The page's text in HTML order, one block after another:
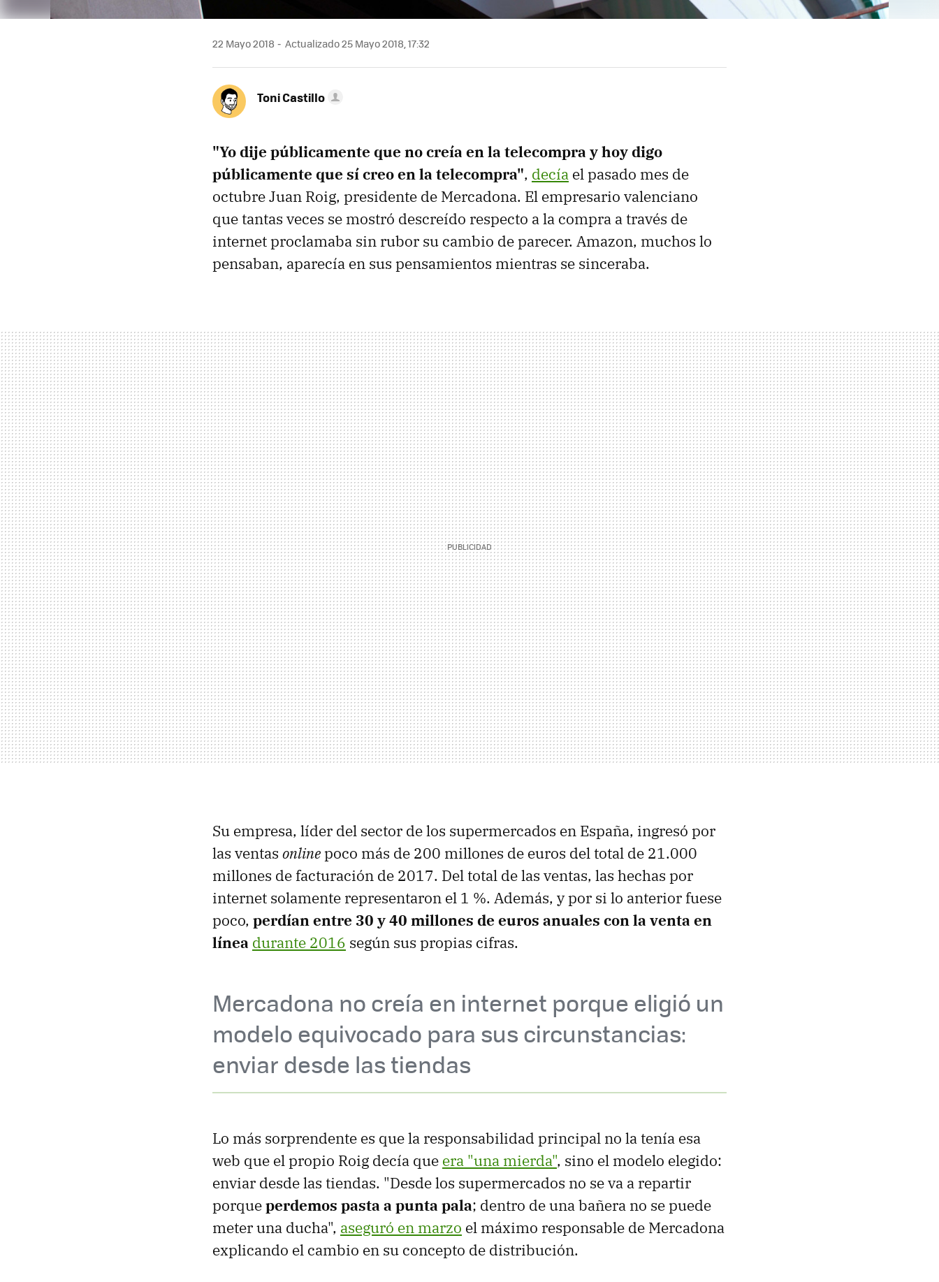
22 Mayo 2018 Actualizado 25 Mayo 2018, 17:32
Toni Castillo
"Yo dije públicamente que no creía en la telecompra y hoy digo
públicamente que sí creo en la telecompra", decía el pasado mes de
octubre Juan Roig, presidente de Mercadona. El empresario valenciano
que tantas veces se mostró descreído respecto a la compra a través de
internet proclamaba sin rubor su cambio de parecer. Amazon, muchos lo
pensaban, aparecía en sus pensamientos mientras se sinceraba.
Su empresa, líder del sector de los supermercados en España, ingresó por
las ventas onlinepoco más de 200 millones de euros del total de 21.000
millones de facturación de 2017. Del total de las ventas, las hechas por
internet solamente representaron el 1 %. Además, y por si lo anterior fuese
poco, perdían entre 30 y 40 millones de euros anuales con la venta en
línea durante 2016 según sus propias cifras.
Mercadona no creía en internet porque eligió un
modelo equivocado para sus circunstancias:
enviar desde las tiendas
Lo más sorprendente es que la responsabilidad principal no la tenía esa
web que el propio Roig decía que era "una mierda", sino el modelo elegido:
enviar desde las tiendas. "Desde los supermercados no se va a repartir
porqueperdemos pasta a punta pala; dentro de una bañera no se puede
meter una ducha", aseguró en marzo el máximo responsable de Mercadona
explicando el cambio en su concepto de distribución.